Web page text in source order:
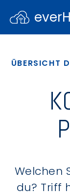
ÜBERSICHT
Welchen
du? Triff